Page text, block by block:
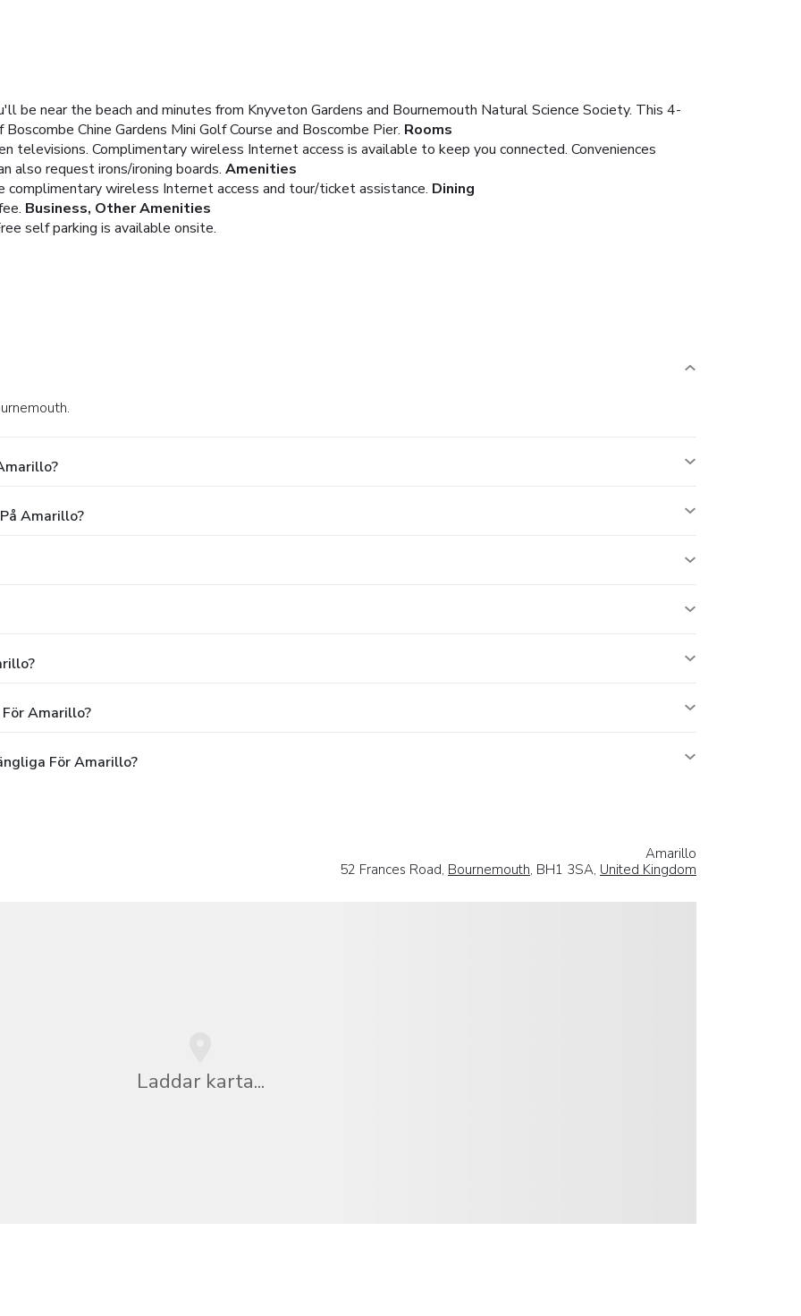
be near the beach and minutes from Knyveton Gardens and Bournemouth Natural Science Society. This 4-
Chine Gardens Mini Golf Course and Boscombe Pier. Rooms
televisions. Complimentary wireless Internet access is available to keep you connected. Conveniences
also request irons/ironing boards. Amenities
complimentary wireless Internet access and tour/ticket assistance. Dining
Business, Other Amenities
self parking is available onsite.
Amarillo?
Amarillo?
För Amarillo?
Amarillo
52 Frances Road, Bournemouth, BH1 3SA, United Kingdom
Laddar karta...